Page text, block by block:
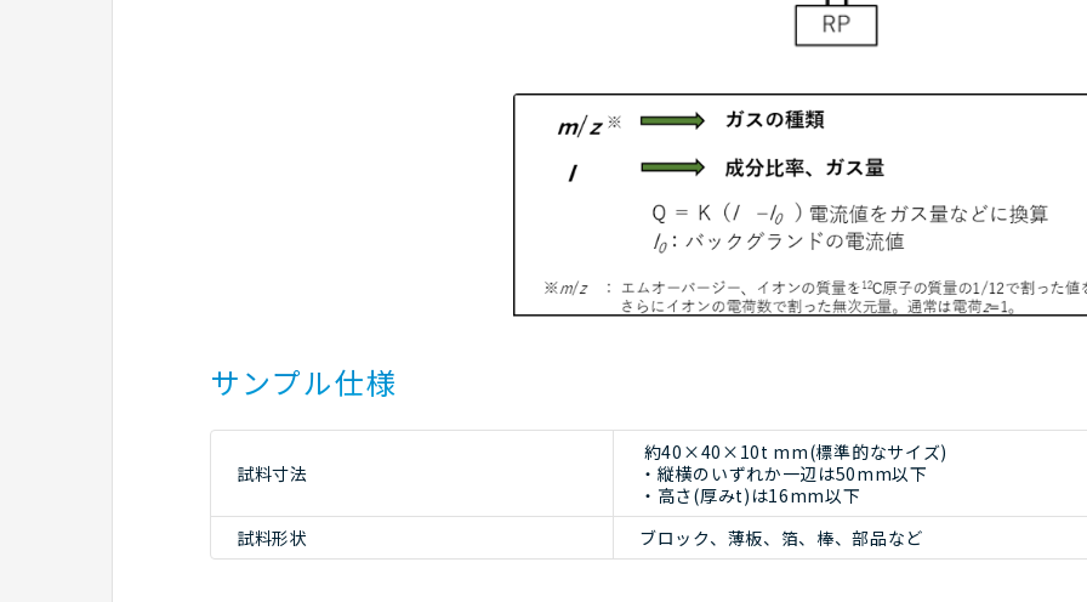
サンプル仕様
試料寸法
約40×40×10t mm(標準的なサイズ)
・縦横のいずれか一辺は50mm以下
・高さ(厚みt)は16mm以下
試料形状
ブロック、薄板、箔、棒、部品など